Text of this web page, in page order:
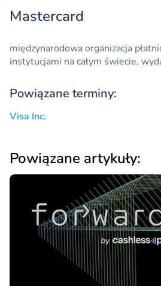
Mastercard
międzynarodowaorganizacja
instytucjami na całym świecie,
Powiązane terminy:
Visa Inc.
Powiązane artykuły: